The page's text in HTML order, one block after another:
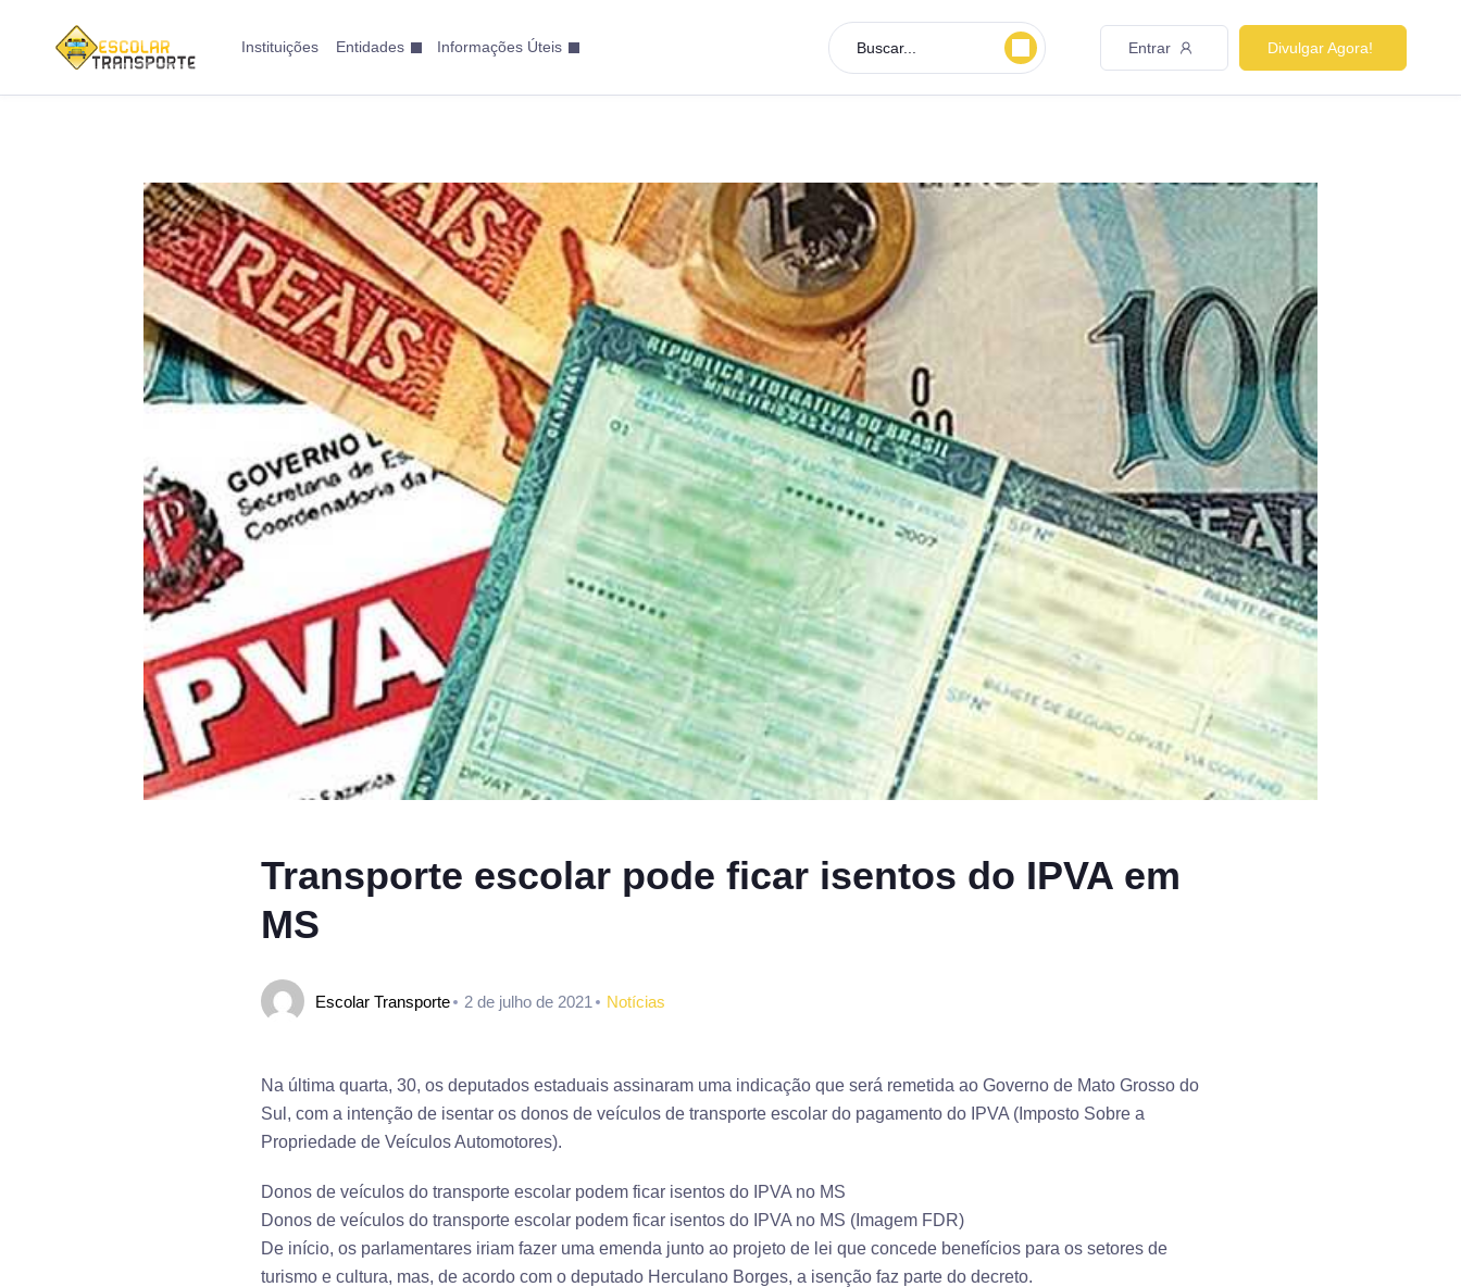
Instituições Entidades Informações Úteis Buscar... Entrar Divulgar Agora!
Transporte escolar pode ficar isentos do IPVA em
MS
Escolar Transporte 2 de julho de 2021 Notícias
Na última quarta, 30, os deputados estaduais assinaram uma indicação que será remetida ao Governo de Mato Grosso do
Sul, com a intenção de isentar os donos de veículos de transporte escolar do pagamento do IPVA (Imposto Sobre a
Propriedade de Veículos Automotores).
Donos de veículos do transporte escolar podem ficar isentos do IPVA no MS
Donos de veículos do transporte escolar podem ficar isentos do IPVA no MS (Imagem FDR)
De início, os parlamentares iriam fazer uma emenda junto ao projeto de lei que concede benefícios para os setores de
turismo e cultura, mas, de acordo com o deputado Herculano Borges, a isenção faz parte do decreto.